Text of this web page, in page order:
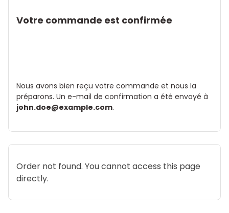
Votre commande est confirmée
Nous avons bien reçu votre commande et nous la
préparons. Un e-mail de confirmation a été envoyé à
john.doe@example.com.
Order not found. You cannot access this page
directly.